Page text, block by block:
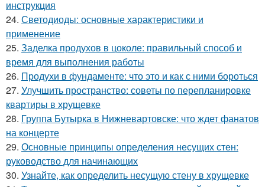
инструкция
24. Светодиоды: основные характеристики и
применение
25. Заделка продухов в цоколе: правильный способ и
время для выполнения работы
26. Продухи в фундаменте: что это и как с ними бороться
27. Улучшить пространство: советы по перепланировке
квартиры в хрущевке
28. Группа Бутырка в Нижневартовске: что ждет фанатов
на концерте
29. Основные принципы определения несущих стен:
руководство для начинающих
30. Узнайте, как определить несущую стену в хрущевке